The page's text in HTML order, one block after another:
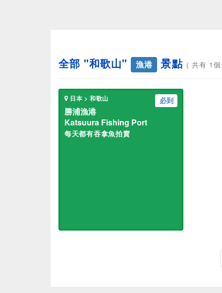
全部 "和歌山" 漁港 景點 ( 共有 1
必到
日本 > 和歌山
勝浦漁港
Katsuura Fishing Port
每天都有吞拿魚拍賣